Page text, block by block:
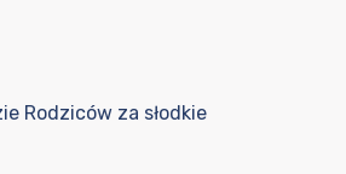
Rodziców za słodkie